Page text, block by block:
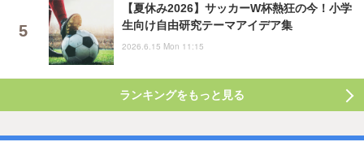
【夏休み2026】サッカーW杯熱狂の今！小学
生向け自由研究テーマアイデア集
2026.6.15 Mon 11:15
ランキングをもっと見る